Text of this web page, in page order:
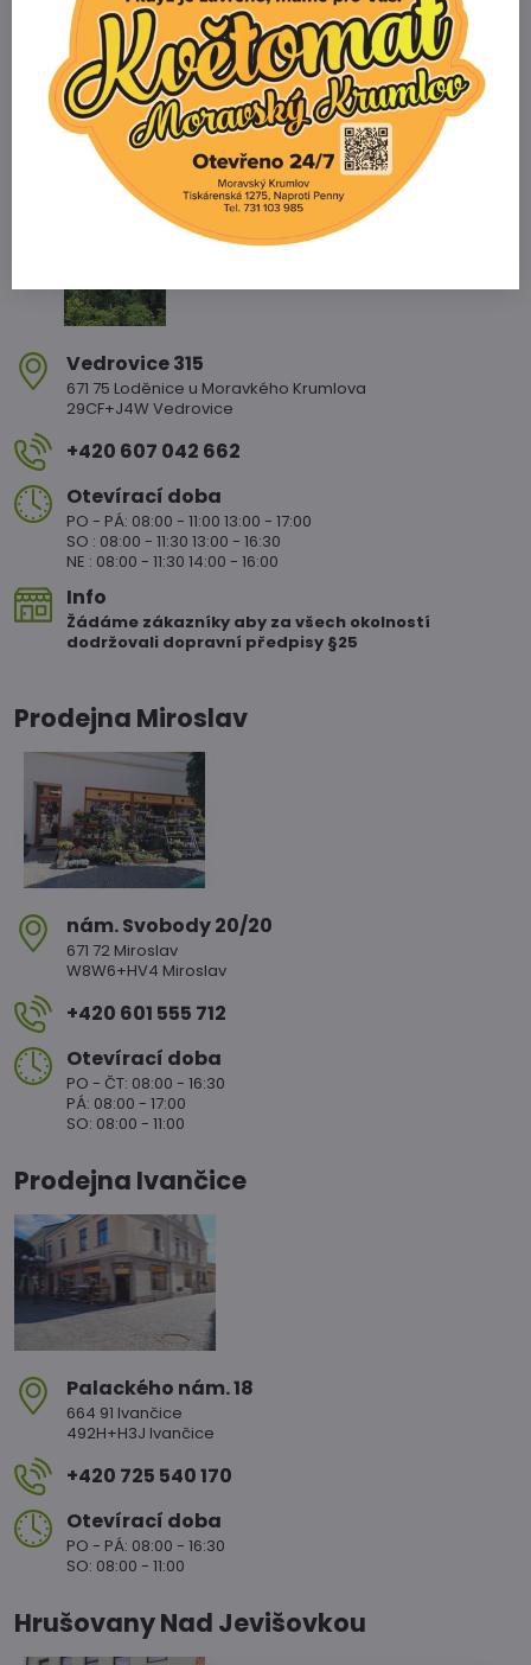
Email
info@zahradnictvikopetka.cz
Zahradnictví Vedrovice
Vedrovice 315
671 75 Loděnice u Moravkého Krumlova
29CF+J4W Vedrovice
+420 607 042 662
Otevírací doba
PO - PÁ: 08:00 - 11:00 13:00 - 17:00
SO : 08:00 - 11:30 13:00 - 16:30
NE : 08:00 - 11:30 14:00 - 16:00
Info
Žádáme zákazníky aby za všech okolností
dodržovali dopravní předpisy §25
Prodejna Miroslav
nám​. Svobody 20/20
671 72 Miroslav
W8W6+HV4 Miroslav
+420 601 555 712
Otevírací doba
PO - ČT: 08:00 - 16:30
PÁ: 08:00 - 17:00
SO: 08:00 - 11:00
Prodejna Ivančice
Palackého nám​. 18
664 91 Ivančice
492H+H3J Ivančice
+420 725 540 170
Otevírací doba
PO - PÁ: 08:00 - 16:30
SO: 08:00 - 11:00
Hrušovany Nad Jevišovkou